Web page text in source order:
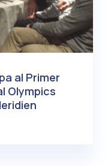
al Primer
Olympics